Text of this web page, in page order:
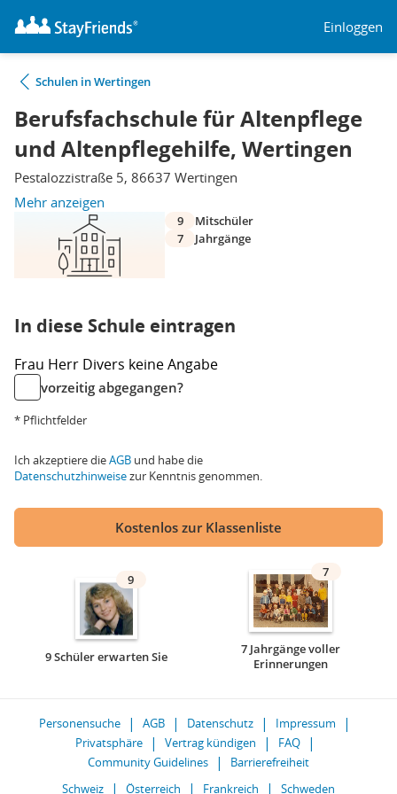
Einloggen
Schulen in Wertingen
Berufsfachschule für Altenpflege
und Altenpflegehilfe, Wertingen
Pestalozzistraße 5, 86637 Wertingen
Mehr anzeigen
9
Mitschüler
7
Jahrgänge
In diese Schule eintragen
Frau Herr Divers keine Angabe
vorzeitig abgegangen?
* Pflichtfelder
Ich akzeptiere dieAGB und habe die
Datenschutzhinweisezur Kenntnis genommen.
Kostenlos zur Klassenliste
9
9 Schüler erwarten Sie
7
7 Jahrgänge voller
Erinnerungen
Personensuche AGB Datenschutz
Impressum
Privatsphäre
Vertrag kündigen
FAQ
Community Guidelines
Barrierefreiheit
Schweiz
Österreich Frankreich Schweden